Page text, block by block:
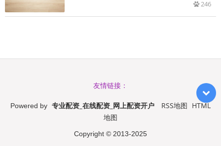
246
友情链接：
Powered by 专业配资_在线配资_网上配资开户 RSS地图 HTML
地图
Copyright © 2013-2025